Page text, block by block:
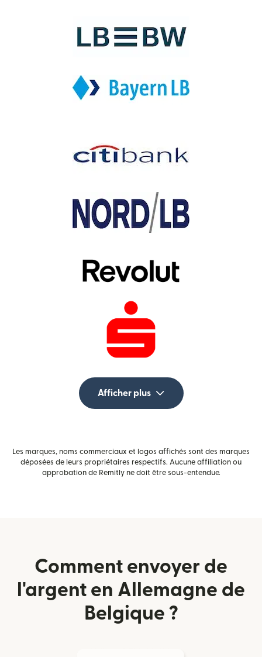
Afficher plus
Les marques, noms commerciaux et logos affichés sont des marques
déposées de leurs propriétaires respectifs. Aucune affiliation ou
approbation de Remitly ne doit être sous-entendue.
Comment envoyer de
l'argent en Allemagne de
Belgique ?